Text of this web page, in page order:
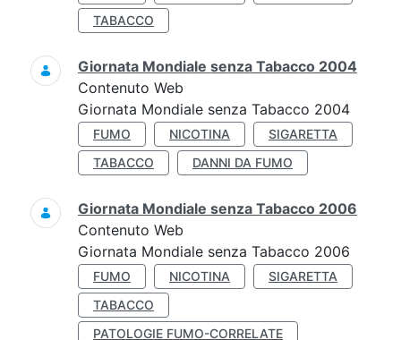
TABACCO
Giornata Mondiale senza Tabacco 2004
Contenuto Web
Giornata Mondiale senza Tabacco 2004
FUMO NICOTINA
SIGARETTA
TABACCO
DANNI DA FUMO
Giornata Mondiale senza Tabacco 2006
Contenuto Web
Giornata Mondiale senza Tabacco 2006
FUMO NICOTINA
SIGARETTA
TABACCO
PATOLOGIE FUMO-CORRELATE